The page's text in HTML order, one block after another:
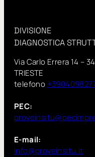
DIVISIONE
DIAGNOSTICA
Via Carlo Errera 14 –
TRIESTE
telefono
PEC:
E-mail:
info@proveinsitu.it